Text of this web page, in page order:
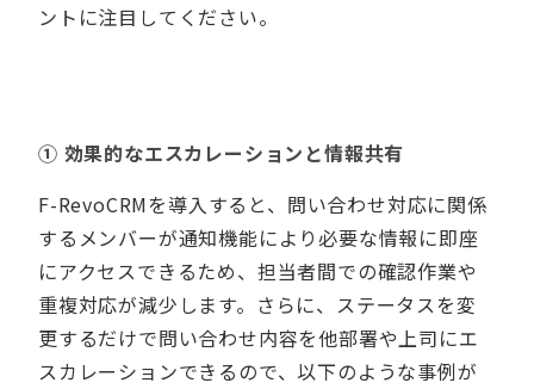
ントに注目してください。
① 効果的なエスカレーションと情報共有
F-RevoCRMを導入すると、問い合わせ対応に関係
するメンバーが通知機能により必要な情報に即座
にアクセスできるため、担当者間での確認作業や
重複対応が減少します。さらに、ステータスを変
更するだけで問い合わせ内容を他部署や上司にエ
スカレーションできるので、以下のような事例が